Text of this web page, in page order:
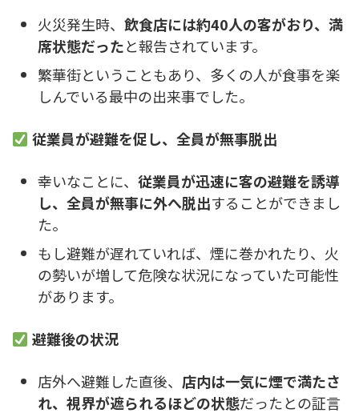
火災発生時、 飲食店には約40人の客がおり、満
席状態だったと報告されています。
繁華街ということもあり、多くの人が食事を楽
しんでいる最中の出来事でした。
従業員が避難を促し、全員が無事脱出
幸いなことに、 従業員が迅速に客の避難を誘導
し、全員が無事に外へ脱出することができまし
た。
もし避難が遅れていれば、煙に巻かれたり、火
の勢いが増して危険な状況になっていた可能性
があります。
避難後の状況
店外へ避難した直後、 店内は一気に煙で満たさ
れ、視界が遮られるほどの状態だったとの証言